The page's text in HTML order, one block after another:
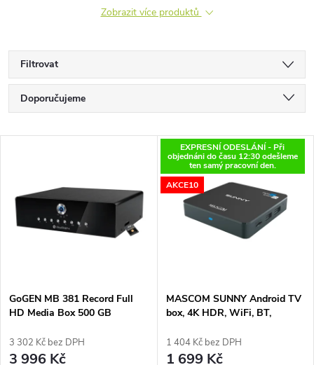
Zobrazit více produktů
Filtrovat
Ř
a
e
n
p
r
Doporučujeme
Abecedně
ý
p
s
p
GoGEN MB 381 Record Full
HD Media Box 500 GB
3 302 Kč bez DPH
3 996 Kč
EXPRESNÍ ODESLÁNÍ - Při
objednáni do času 12:30 odešleme
ten samý pracovní den.
AKCE10
MASCOM SUNNY Android TV
box, 4K HDR, WiFi, BT,
1 404 Kč bez DPH
1 699 Kč